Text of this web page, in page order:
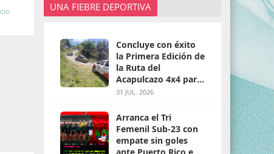
UNA FIEBRE DEPORTIVA
Concluye con éxito
la Primera Edición de
la Ruta del
Acapulcazo 4x4 para
parejas
31 JUL. 2026
Arranca el Tri
Femenil Sub-23 con
empate sin goles